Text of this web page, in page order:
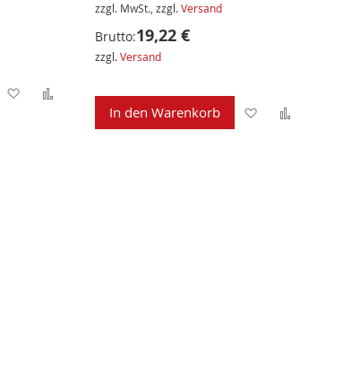
Zur
Vergleichsliste
zzgl. MwSt., zzgl.Versand
Brutto:19,22 €
zzgl.Versand
In den Warenkorb
Zur